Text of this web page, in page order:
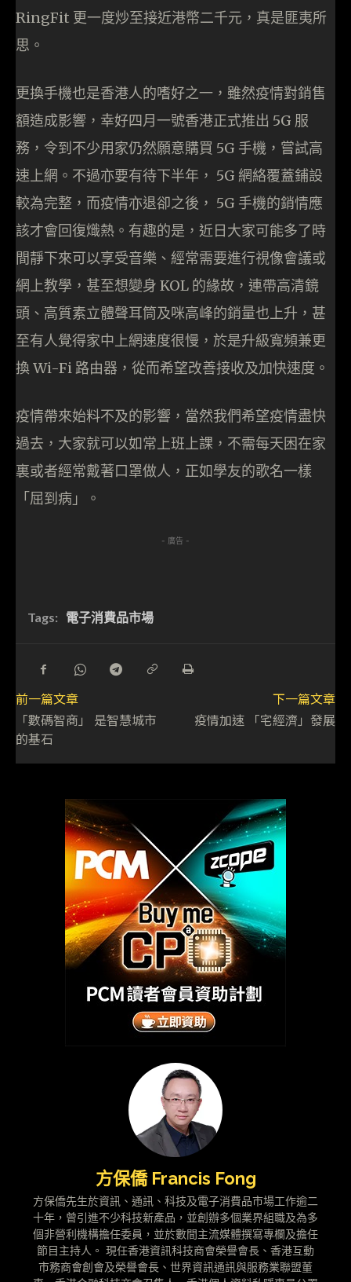
RingFit 更一度炒至接近港幣二千元，真是匪夷所
思。
更換手機也是香港人的嗜好之一，雖然疫情對銷售
額造成影響，幸好四月一號香港正式推出 5G 服
務，令到不少用家仍然願意購買 5G 手機，嘗試高
速上網。不過亦要有待下半年， 5G 網絡覆蓋鋪設
較為完整，而疫情亦退卻之後， 5G 手機的銷情應
該才會回復熾熱。有趣的是，近日大家可能多了時
間靜下來可以享受音樂、經常需要進行視像會議或
網上教學，甚至想變身 KOL 的緣故，連帶高清鏡
頭、高質素立體聲耳筒及咪高峰的銷量也上升，甚
至有人覺得家中上網速度很慢，於是升級寬頻兼更
換 Wi-Fi 路由器，從而希望改善接收及加快速度。
疫情帶來始料不及的影響，當然我們希望疫情盡快
過去，大家就可以如常上班上課，不需每天困在家
裏或者經常戴著口罩做人，正如學友的歌名一樣
「屈到病」。
- 廣告 -
Tags: 電子消費品市場
前一篇文章
「數碼智商」 是智慧城市
的基石
下一篇文章
疫情加速 「宅經濟」發展
方保僑 Francis Fong
方保僑先生於資訊、通訊、科技及電子消費品市場工作逾二
十年，曾引進不少科技新產品，並創辦多個業界組職及為多
個非營利機構擔任委員，並於數間主流媒體撰寫專欄及擔任
節目主持人。 現任香港資訊科技商會榮譽會長、香港互動
市務商會創會及榮譽會長、世界資訊通訊與服務業聯盟董